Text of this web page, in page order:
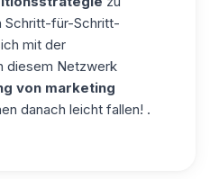
Schritt-für-Schritt-
mit der
diesem Netzwerk
von marketing
danach leicht fallen! .